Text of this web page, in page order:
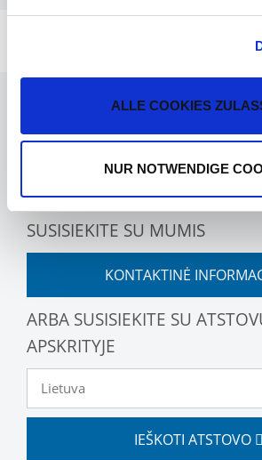
ALLE COOKIES
NUR NOTWENDIGE
AR TURITE
SUSISIEKITE SU MUMIS
KONTAKTINĖ
ARBA SUSISIEKITE SU
APSKRITYJE
IEŠKOTI ATSTOVO